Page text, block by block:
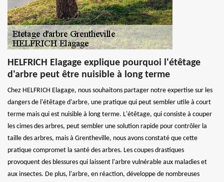
HELFRICH Elagage explique pourquoi l'étêtage
d'arbre peut être nuisible à long terme
Chez HELFRICH Elagage, nous souhaitons partager notre expertise sur les
dangers de l'étêtage d'arbre, une pratique qui peut sembler utile à court
terme mais qui est nuisible à long terme. L'étêtage, qui consiste à couper
les cimes des arbres, peut sembler une solution rapide pour contrôler la
taille des arbres, mais à Grentheville, nous avons constaté que cette
pratique compromet la santé des arbres. Les coupes drastiques
provoquent des blessures qui laissent l'arbre vulnérable aux maladies et
aux insectes. De plus, l'arbre, en réaction, développe de nombreuses